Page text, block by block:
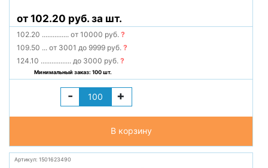
от 102.20 руб. за шт.
102.20 ............... от 10000 руб.?
109.50 ... от 3001 до 9999 руб.?
124.10 ................. до 3000 руб.?
Минимальный заказ: 100 шт.
- +
В корзину
Артикул: 1501623490